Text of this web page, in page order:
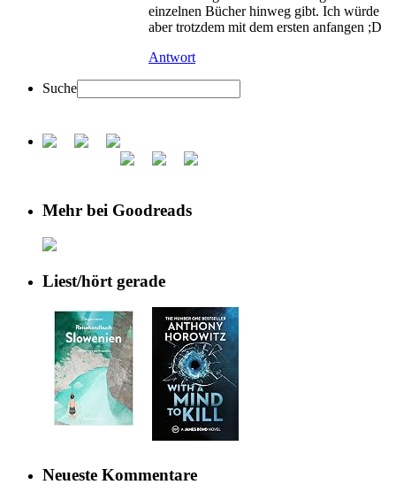
einzelnen Bücher hinweg gibt. Ich würde
aber trotzdem mit dem ersten anfangen ;D
Antwort
Suche
Mehr bei Goodreads
Liest/hört gerade
Neueste Kommentare